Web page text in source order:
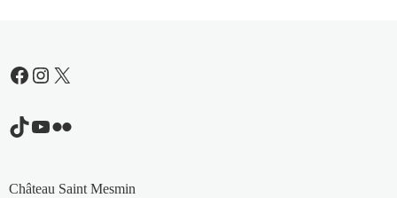
Facebook
Instagram
X
TikTok
YouTube
Flickr
Château Saint Mesmin